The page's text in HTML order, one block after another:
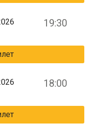
19:30
18:00